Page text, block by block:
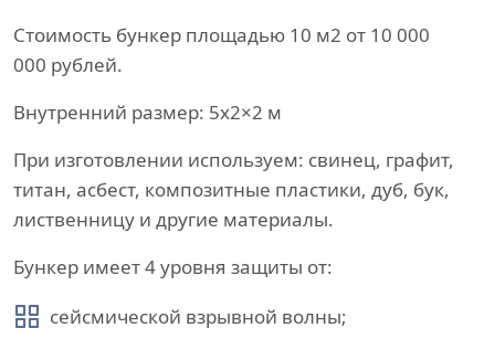
Стоимость бункер площадью 10 м2 от 10 000
000 рублей.
Внутренний размер: 5х2×2 м
При изготовлении используем: свинец, графит,
титан, асбест, композитные пластики, дуб, бук,
лиственницу и другие материалы.
Бункер имеет 4 уровня защиты от:
сейсмической взрывной волны;